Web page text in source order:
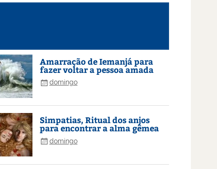
Amarração de Iemanjá para
fazer voltar a pessoa amada
domingo
Simpatias, Ritual dos anjos
para encontrar a alma gêmea
domingo